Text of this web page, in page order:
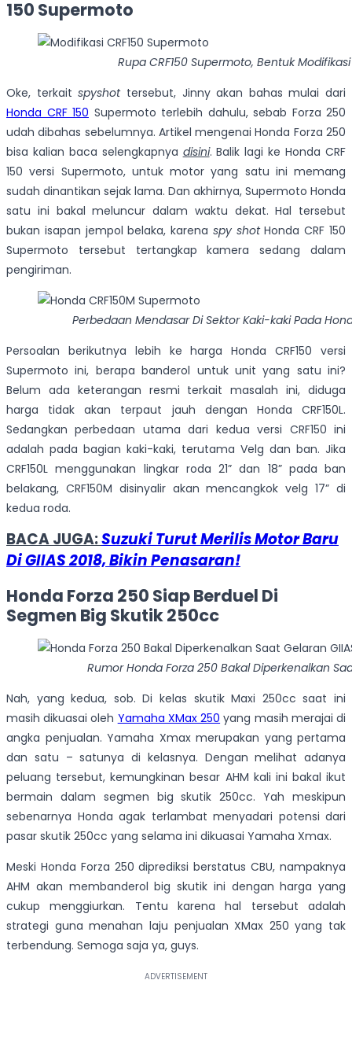
150 Supermoto
Rupa CRF150 Supermoto, Bentuk
Oke, terkaitspyshot tersebut, Jinny akan bahas mulai dari
Honda CRF 150 Supermoto terlebih dahulu, sebab Forza 250
udah dibahas sebelumnya. Artikel mengenai Honda Forza 250
bisa kalian baca selengkapnya disini. Balik lagi ke Honda CRF
150 versi Supermoto, untuk motor yang satu ini memang
sudah dinantikan sejak lama. Dan akhirnya, Supermoto Honda
satu ini bakal meluncur dalam waktu dekat. Hal tersebut
bukan isapan jempol belaka, karena spy shotHonda CRF 150
Supermoto tersebut tertangkap kamera sedang dalam
pengiriman.
Perbedaan Mendasar Di Sektor Kaki-kaki Pada
Persoalan berikutnya lebih ke harga Honda CRF150 versi
Supermoto ini, berapa banderol untuk unit yang satu ini?
Belum ada keterangan resmi terkait masalah ini, diduga
harga tidak akan terpaut jauh dengan Honda CRF150L.
Sedangkan perbedaan utama dari kedua versi CRF150 ini
adalah pada bagian kaki-kaki, terutama Velg dan ban. Jika
CRF150L menggunakan lingkar roda 21” dan 18” pada ban
belakang, CRF150M disinyalir akan mencangkok velg 17” di
kedua roda.
BACA JUGA:Suzuki Turut Merilis Motor Baru
Di GIIAS 2018, Bikin Penasaran!
Honda Forza 250 Siap Berduel Di
Segmen Big Skutik 250cc
Rumor Honda Forza 250 Bakal Diperkenalkan
Nah, yang kedua, sob. Di kelas skutik Maxi 250cc saat ini
masih dikuasai oleh Yamaha XMax 250 yang masih merajai di
angka penjualan. Yamaha Xmax merupakan yang pertama
dan satu – satunya di kelasnya. Dengan melihat adanya
peluang tersebut, kemungkinan besar AHM kali ini bakal ikut
bermain dalam segmen big skutik 250cc. Yah meskipun
sebenarnya Honda agak terlambat menyadari potensi dari
pasar skutik 250cc yang selama ini dikuasai Yamaha Xmax.
Meski Honda Forza 250 diprediksi berstatus CBU, nampaknya
AHM akan membanderol big skutik ini dengan harga yang
cukup menggiurkan. Tentu karena hal tersebut adalah
strategi guna menahan laju penjualan XMax 250 yang tak
terbendung. Semoga saja ya, guys.